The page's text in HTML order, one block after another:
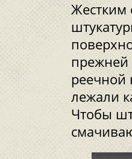
Жестким
прежней
реечной
лежали
Чтобы